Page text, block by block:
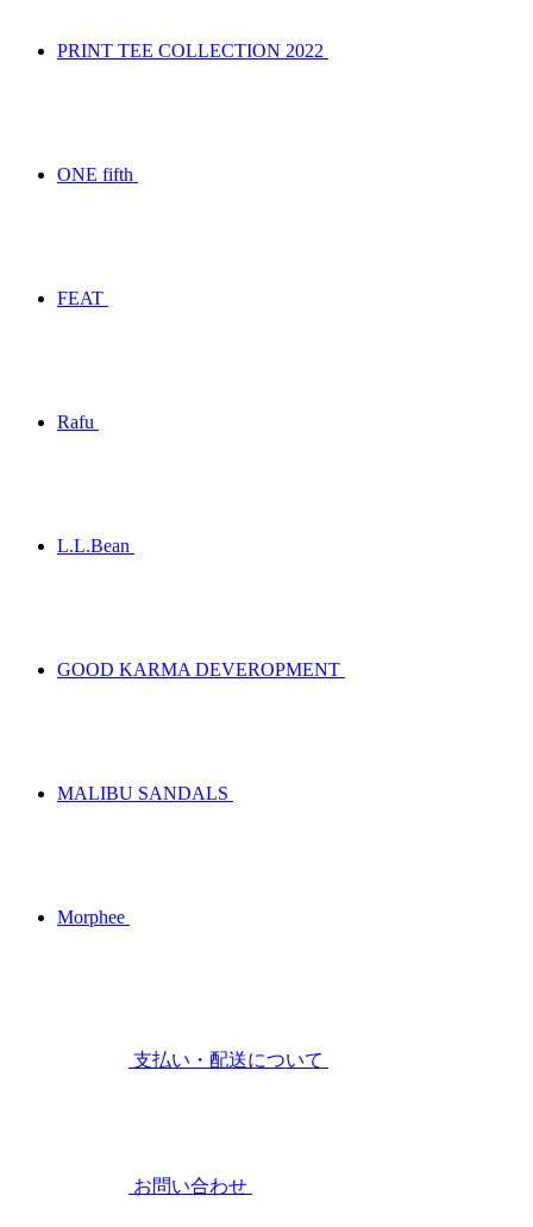
PRINT TEE COLLECTION 2022
ONE fifth
FEAT
Rafu
L.L.Bean
GOOD KARMA DEVEROPMENT
MALIBU SANDALS
Morphee
支払い・配送について
お問い合わせ